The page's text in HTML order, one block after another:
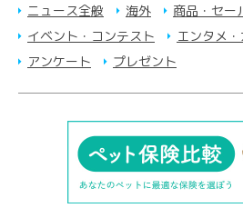
ニュース全般 海外 商品・セー
イベント・コンテスト
エンタメ
アンケート
プレゼント